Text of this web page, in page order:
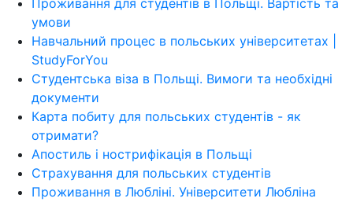
Проживання для студентів в Польщі. Вартість та
умови
Навчальний процес в польських університетах |
StudyForYou
Студентська віза в Польщі. Вимоги та необхідні
документи
Карта побиту для польських студентів - як
отримати?
Апостиль і нострифікація в Польщі
Страхування для польських студентів
Проживання в Любліні. Університети Любліна